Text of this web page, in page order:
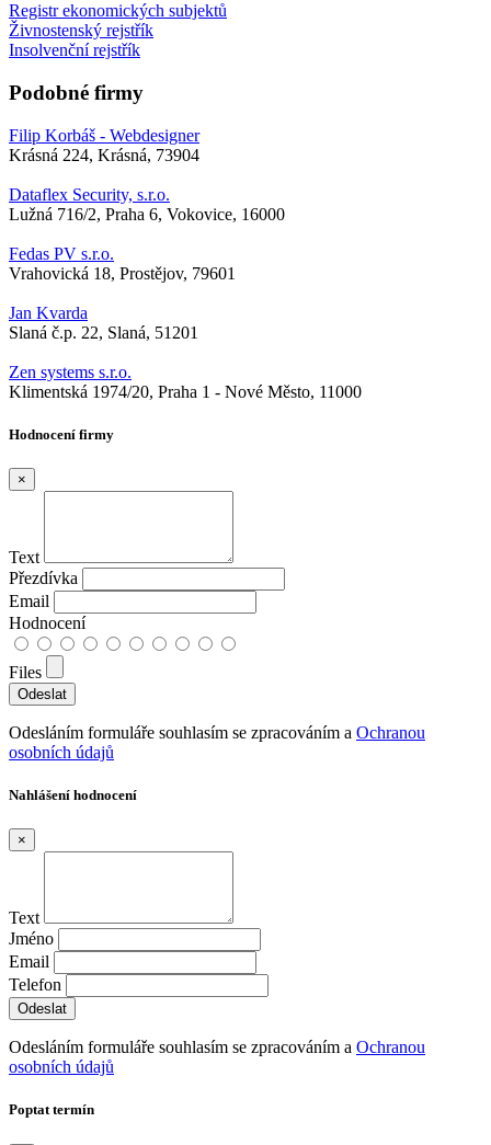
Registr ekonomických subjektů
Živnostenský rejstřík
Insolvenční rejstřík
Podobné firmy
Filip Korbáš - Webdesigner
Krásná 224, Krásná, 73904
Dataflex Security, s.r.o.
Lužná 716/2, Praha 6, Vokovice, 16000
Fedas PV s.r.o.
Vrahovická 18, Prostějov, 79601
Jan Kvarda
Slaná č.p. 22, Slaná, 51201
Zen systems s.r.o.
Klimentská 1974/20, Praha 1 - Nové Město, 11000
Hodnocení firmy
×
Text
Přezdívka
Email
Hodnocení
Files
Odesláním formuláře souhlasím se zpracováním a Ochranou
osobních údajů
Nahlášení hodnocení
×
Text
Jméno
Email
Telefon
Odesláním formuláře souhlasím se zpracováním a Ochranou
osobních údajů
Poptat termín